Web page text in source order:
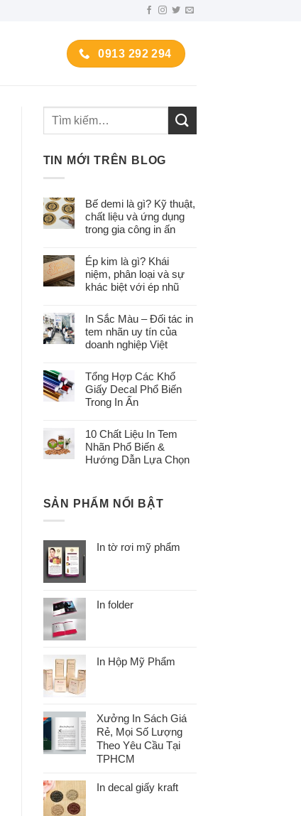
0913 292 294
TIN MỚI TRÊN BLOG
Bế demi là gì? Kỹ thuật,
chất liệu và ứng dụng
trong gia công in ấn
Ép kim là gì? Khái
niệm, phân loại và sự
khác biệt với ép nhũ
In Sắc Màu – Đối tác in
tem nhãn uy tín của
doanh nghiệp Việt
Tổng Hợp Các Khổ
Giấy Decal Phổ Biến
Trong In Ấn
10 Chất Liệu In Tem
Nhãn Phổ Biến &
Hướng Dẫn Lựa Chọn
SẢN PHẨM NỔI BẬT
In tờ rơi mỹ phẩm
In folder
In Hộp Mỹ Phẩm
Xưởng In Sách Giá
Rẻ, Mọi Số Lượng
Theo Yêu Cầu Tại
TPHCM
In decal giấy kraft